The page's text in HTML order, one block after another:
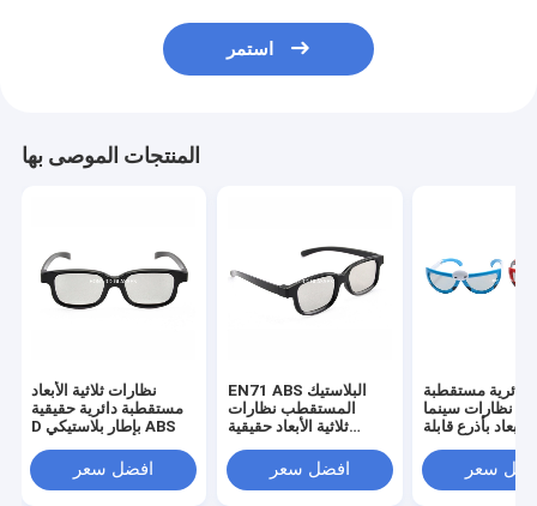
استمر
المنتجات الموصى بها
نظارات ثلاثية الأبعاد
مستقطبة دائرية حقيقية
D بإطار بلاستيكي ABS
افضل سعر
EN71 ABS البلاستيك
المستقطب نظارات
ثلاثية الأبعاد حقيقية
افضل سعر
مستقطبة
نظارات سينما
الأبعاد بأذرع قابلة
سعر